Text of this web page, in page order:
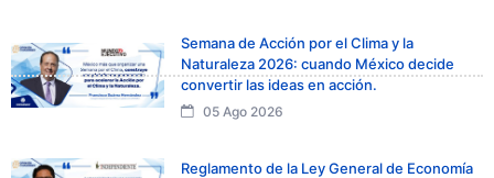
Semana de Acción por el Clima y la
Naturaleza 2026: cuando México decide
convertir las ideas en acción.
05 Ago 2026
Reglamento de la Ley General de Economía